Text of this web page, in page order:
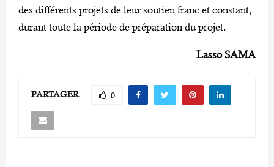
des différents projets de leur soutien franc et constant,
durant toute la période de préparation du projet.
Lasso SAMA
PARTAGER 0